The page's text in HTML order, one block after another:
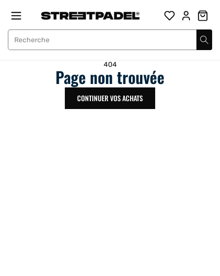
contenu
HOLASTREET10
404
Page non trouvée